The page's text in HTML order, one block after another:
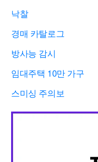
낙찰
경매 카탈로그
방사능 감시
임대주택 10만 가구
스미싱 주의보